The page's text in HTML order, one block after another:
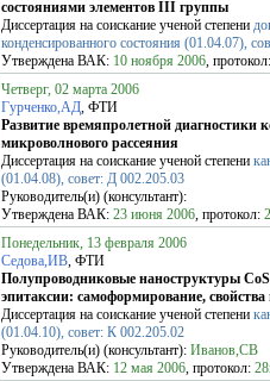
состояниями элементов III группы
Диссертация на соискание ученой степени
конденсированного состояния (01.04.07),
Утверждена ВАК: 10 ноября 2006,
Четверг, 02 марта 2006
Гурченко,АД, ФТИ
Развитие времяпролетной
микроволнового рассеяния
Диссертация на соискание ученой степени
(01.04.08), совет: Д 002.205.03
Руководитель(и) (консультант):
Утверждена ВАК: 23 июня 2006, протокол:
Понедельник, 13 февраля 2006
Седова,ИВ, ФТИ
Полупроводниковые наноструктуры
эпитаксии: самоформирование,
Диссертация на соискание ученой степени
(01.04.10), совет: К 002.205.02
Руководитель(и) (консультант): Иванов,СВ
Утверждена ВАК: 12 мая 2006, протокол: